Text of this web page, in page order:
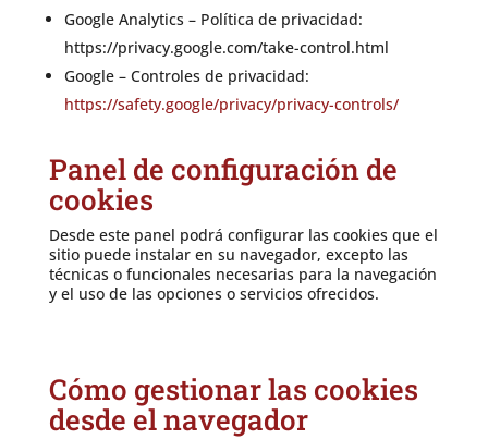
Google Analytics – Política de privacidad:
https://privacy.google.com/take-control.html
Google – Controles de privacidad:
https://safety.google/privacy/privacy-controls/
Panel de configuración de
cookies
Desde este panel podrá configurar las cookies que el
sitio puede instalar en su navegador, excepto las
técnicas o funcionales necesarias para la navegación
y el uso de las opciones o servicios ofrecidos.
Cómo gestionar las cookies
desde el navegador